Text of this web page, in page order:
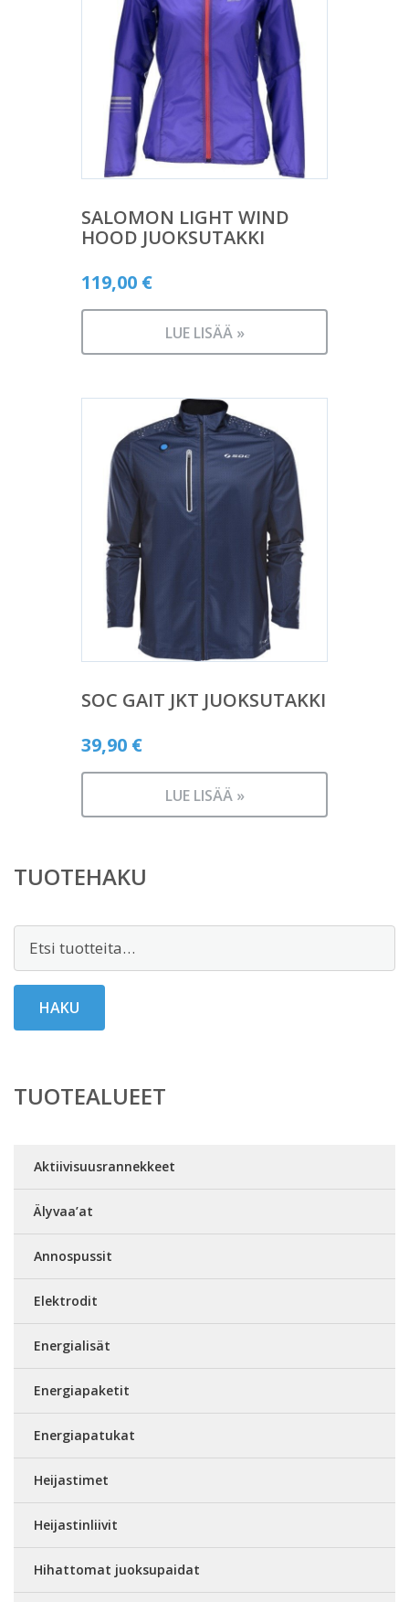
SALOMON LIGHT WIND
HOOD JUOKSUTAKKI
119,00 €
LUE LISÄÄ »
SOC GAIT JKT JUOKSUTAKKI
39,90 €
LUE LISÄÄ »
TUOTEHAKU
Etsi:
HAKU
TUOTEALUEET
Aktiivisuusrannekkeet
Älyvaa’at
Annospussit
Elektrodit
Energialisät
Energiapaketit
Energiapatukat
Heijastimet
Heijastinliivit
Hihattomat juoksupaidat